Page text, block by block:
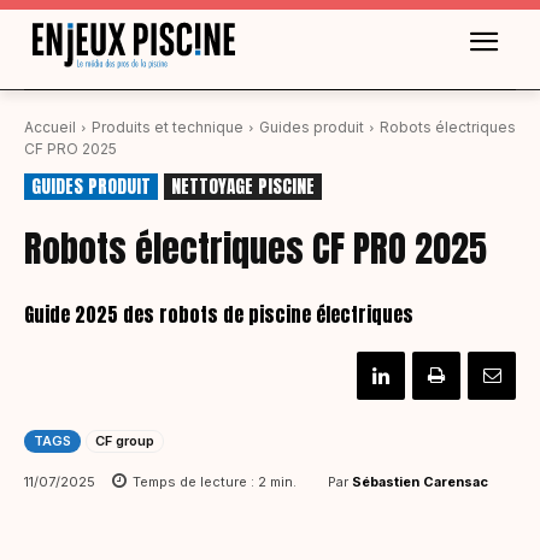
Accueil Produits et technique Guides produit
Robots électriques
CF PRO 2025
GUIDES PRODUIT NETTOYAGE PISCINE
Robots électriques CF PRO 2025
Guide 2025 des robots de piscine électriques
TAGS CF group
11/07/2025 Temps de lecture : 2 min. Par Sébastien Carensac